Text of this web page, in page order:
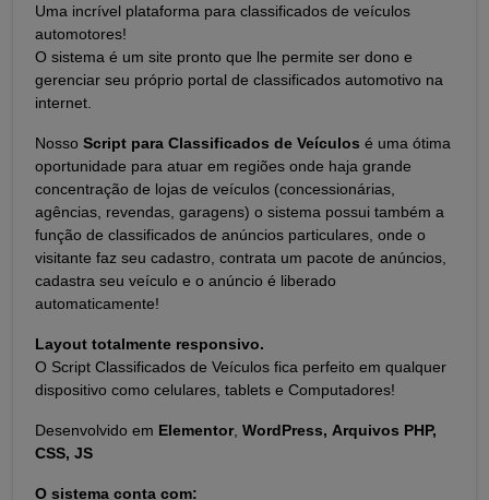
Uma incrível plataforma para classificados de veículos
automotores!
O sistema é um site pronto que lhe permite ser dono e
gerenciar seu próprio portal de classificados automotivo na
internet.
Nosso Script para Classificados de Veículos é uma ótima
oportunidade para atuar em regiões onde haja grande
concentração de lojas de veículos (concessionárias,
agências, revendas, garagens) o sistema possui também a
função de classificados de anúncios particulares, onde o
visitante faz seu cadastro, contrata um pacote de anúncios,
cadastra seu veículo e o anúncio é liberado
automaticamente!
Layout totalmente responsivo.
O Script Classificados de Veículos fica perfeito em qualquer
dispositivo como celulares, tablets e Computadores!
Desenvolvido em Elementor, WordPress, Arquivos PHP,
CSS, JS
O sistema conta com: